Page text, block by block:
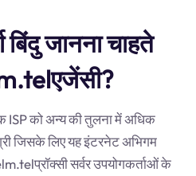
जानना चाहते
ISP को अन्य की तुलना में अधिक
जिसके लिए यह इंटरनेट अभिगम
सर्वर उपयोगकर्ताओं के